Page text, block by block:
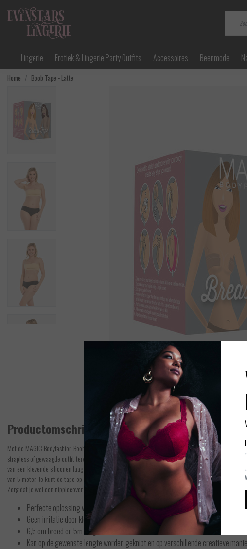
Lingerie Erotiek & Lingerie Party Outfits Accessoires Beenmode
Home Boob Tape - Latte
Productomschrijving
Met de MAGIC Bodyfashion Boob Tape lift je je borsten zonder een BH te dragen! Het is de perfecte
strapless of gewaagde outfit terwijl het de borsten ondersteunt. De sterkte van de tape zorgt voor
van een klevende siliconen laag die de tepels kan bedekken zonder je huid te irriteren. De rol
van 5 meter. Je kunt de tape op de gewenste lengte knippen en op veel verschillende manieren
Zorg dat je wel een nipplecover over de tepel plakt ter bescherming.
Perfecte oplossing voor uw borsten zonder beha te dragen
Geen irritatie door klevende siliconen laag
6,5 cm breed en 5m lang
Kan op de gewenste lengte worden geknipt en op verschillende creatieve